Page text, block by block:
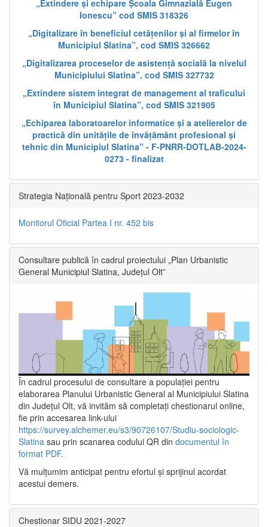
„Extindere și echipare Școala Gimnazială Eugen
Ionescu” cod SMIS 318326
„Digitalizare în beneficiul cetățenilor și al firmelor în
Municipiul Slatina”, cod SMIS 326662
„Digitalizarea proceselor de asistență socială la nivelul
Municipiului Slatina”, cod SMIS 327732
„Extindere sistem integrat de management al traficului
în Municipiul Slatina”, cod SMIS 321905
„Echiparea laboratoarelor informatice și a atelierelor de
practică din unitățile de învățământ profesional și
tehnic din Municipiul Slatina” - F-PNRR-DOTLAB-2024-
0273 - finalizat
Strategia Națională pentru Sport 2023-2032
Monitorul Oficial Partea I nr. 452 bis
Consultare publică în cadrul proiectului „Plan Urbanistic
General Municipiul Slatina, Județul Olt”
În cadrul procesului de consultare a populaţiei pentru
elaborarea Planului Urbanistic General al Municipiului Slatina
din Județul Olt, vă invităm să completați chestionarul online,
fie prin accesarea link-ului
https://survey.alchemer.eu/s3/90726107/Studiu-sociologic-
Slatina sau prin scanarea codului QR din documentul în
format PDF.
Vă mulţumim anticipat pentru efortul şi sprijinul acordat
acestui demers.
Chestionar SIDU 2021-2027